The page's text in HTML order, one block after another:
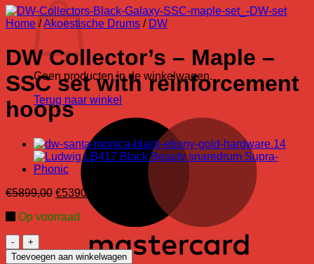
Geen producten in de winkelwagen.
Terug naar winkel
Home /Akoestische Drums / DW
DW Collector’s – Maple –
SSC set with reinforcement
hoops
€5899,00 Oorspronkelijke
was:
€5390,00
is:
€5390,00.
Op voorraad
DW
Collector’s
Toevoegen aan winkelwagen